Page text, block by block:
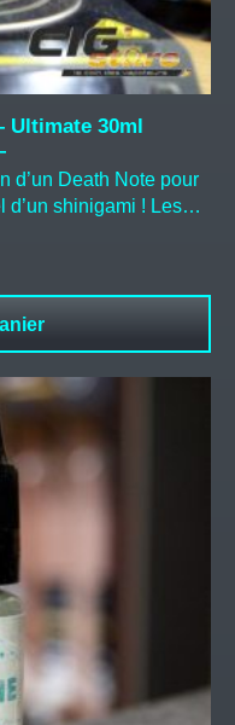
Ultimate 30ml
d’un Death Note pour
d’un shinigami ! Les…